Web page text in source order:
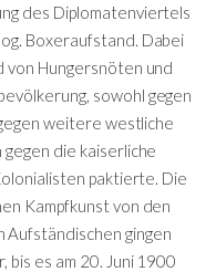
des Diplomatenviertels
Boxeraufstand. Dabei
von Hungersnöten und
sowohl gegen
weitere westliche
die kaiserliche
paktierte. Die
Kampfkunst von den
Aufständischen gingen
es am 20. Juni 1900